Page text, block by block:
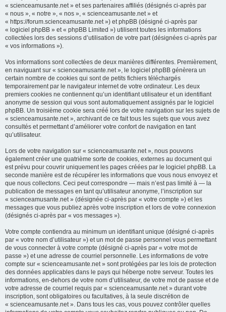
« scienceamusante.net » et ses partenaires affiliés (désignés ci-après par
« nous », « notre », « nos », « scienceamusante.net » et
« https://forum.scienceamusante.net ») et phpBB (désigné ci-après par
« logiciel phpBB » et « phpBB Limited ») utilisent toutes les informations
collectées lors des sessions d’utilisation de votre part (désignées ci-après par
« vos informations »).
Vos informations sont collectées de deux manières différentes. Premièrement,
en naviguant sur « scienceamusante.net », le logiciel phpBB génèrera un
certain nombre de cookies qui sont de petits fichiers téléchargés
temporairement par le navigateur internet de votre ordinateur. Les deux
premiers cookies ne contiennent qu’un identifiant utilisateur et un identifiant
anonyme de session qui vous sont automatiquement assignés par le logiciel
phpBB. Un troisième cookie sera créé lors de votre navigation sur les sujets de
« scienceamusante.net », archivant de ce fait tous les sujets que vous avez
consultés et permettant d’améliorer votre confort de navigation en tant
qu’utilisateur.
Lors de votre navigation sur « scienceamusante.net », nous pouvons
également créer une quatrième sorte de cookies, externes au document qui
est prévu pour couvrir uniquement les pages créées par le logiciel phpBB. La
seconde manière est de récupérer les informations que vous nous envoyez et
que nous collectons. Ceci peut correspondre — mais n’est pas limité à — la
publication de messages en tant qu’utilisateur anonyme, l’inscription sur
« scienceamusante.net » (désignée ci-après par « votre compte ») et les
messages que vous publiez après votre inscription et lors de votre connexion
(désignés ci-après par « vos messages »).
Votre compte contiendra au minimum un identifiant unique (désigné ci-après
par « votre nom d’utilisateur ») et un mot de passe personnel vous permettant
de vous connecter à votre compte (désigné ci-après par « votre mot de
passe ») et une adresse de courriel personnelle. Les informations de votre
compte sur « scienceamusante.net » sont protégées par les lois de protection
des données applicables dans le pays qui héberge notre serveur. Toutes les
informations, en-dehors de votre nom d’utilisateur, de votre mot de passe et de
votre adresse de courriel requis par « scienceamusante.net » durant votre
inscription, sont obligatoires ou facultatives, à la seule discrétion de
« scienceamusante.net ». Dans tous les cas, vous pouvez contrôler quelles